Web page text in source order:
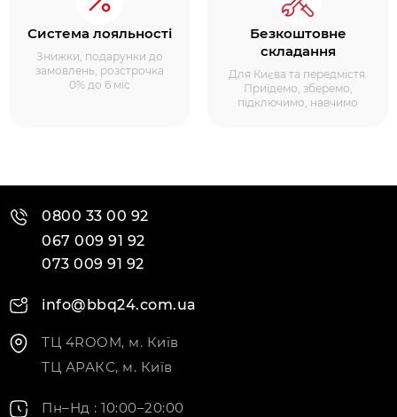
Система лояльності
Знижки, подарунки до
замовлень, розстрочка
0% до 6 міс
Безкоштовне
складання
Для Києва та передмістя.
Приїдемо, зберемо,
підключимо, навчимо
0800 33 00 92
067 009 91 92
073 009 91 92
info@bbq24.com.ua
ТЦ 4ROOM, м. Київ
ТЦ АРАКС, м. Київ
Пн–Нд : 10:00–20:00